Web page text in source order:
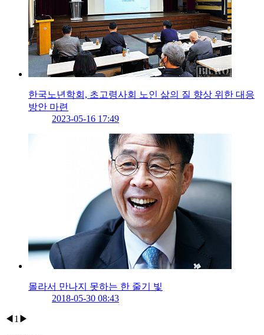
한국노년학회, 초고령사회 노인 삶의 질 향상 위한 대응
방안 마련
2023-05-16 17:49
몰라서 만나지 못하는 한 줄기 빛
2018-05-30 08:43
◀ 1 ▶